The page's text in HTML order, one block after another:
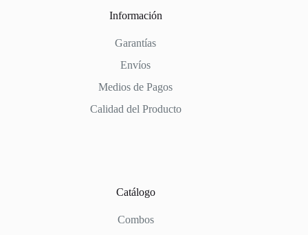
Información
Garantías
Envíos
Medios de Pagos
Calidad del Producto
Catálogo
Combos